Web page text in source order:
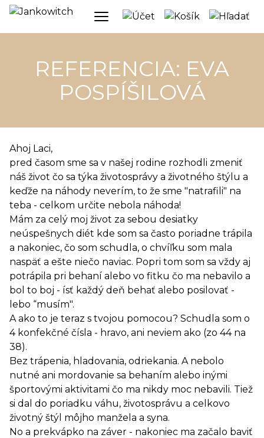
REFERENCIA: EVA
POSPÍŠILOVÁ
Ahoj Laci,
pred časom sme sa v našej rodine rozhodli zmeniť
náš život čo sa týka životosprávy a životného štýlu a
keďže na náhody neverím, to že sme "natrafili" na
teba - celkom určite nebola náhoda!
Mám za celý moj život za sebou desiatky
neúspešnych diét kde som sa často poriadne trápila
a nakoniec, čo som schudla, o chvíľku som mala
naspäť a ešte niečo naviac. Popri tom som sa vždy aj
potrápila pri behaní alebo vo fitku čo ma nebavilo a
bol to boj - ísť každý deň behať alebo posilovať -
lebo “musím".
A ako to je teraz s tvojou pomocou? Schudla som o
4 konfekčné čísla - hravo, ani neviem ako (zo 44 na
38).
Bez trápenia, hladovania, odriekania. A nebolo
nutné ani mordovanie sa behaním alebo inými
športovými aktivitami čo ma nikdy moc nebavili. Tiež
si dal do poriadku váhu, životosprávu a celkovo
životný štýl môjho manžela a syna.
No a prekvápko na záver - nakoniec ma začalo baviť